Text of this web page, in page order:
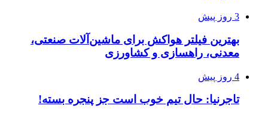
3 روز پیش
بهترین فیلتر هواکش برای ماشین‌آلات صنعتی،
معدنی، راهسازی و کشاورزی
4 روز پیش
تاجرنیا: حال تیم خوب است جز پنجره بسته!